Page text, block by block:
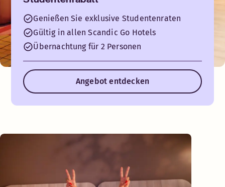
Genießen Sie exklusive Studentenraten
Gültig in allen Scandic Go Hotels
Übernachtung für 2 Personen
Angebot entdecken